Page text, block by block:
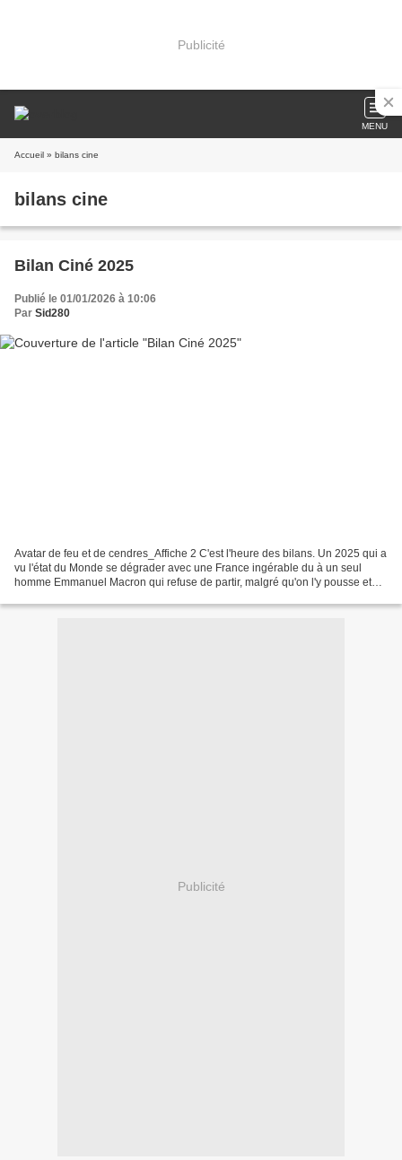
Publicité
MENU
Accueil » bilans cine
bilans cine
Bilan Ciné 2025
Publié le 01/01/2026 à 10:06
Par Sid280
Avatar de feu et de cendres_Affiche 2 C'est l'heure des bilans. Un 2025 qui a
vu l'état du Monde se dégrader avec une France ingérable du à un seul
homme Emmanuel Macron qui refuse de partir, malgré qu'on l'y pousse et
Publicité